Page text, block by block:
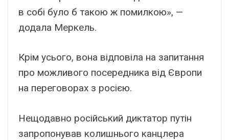
в собі було б такою ж помилкою», —
додала Меркель.
Крім усього, вона відповіла на запитання
про можливого посередника від Європи
на переговорах з росією.
Нещодавно російський диктатор путін
запропонував колишнього канцлера